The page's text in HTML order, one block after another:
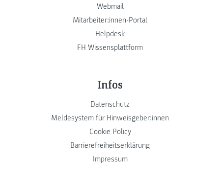
Webmail
Mitarbeiter:innen-Portal
Helpdesk
FH Wissensplattform
Infos
Datenschutz
Meldesystem für Hinweisgeber:innen
Cookie Policy
Barrierefreiheitserklärung
Impressum